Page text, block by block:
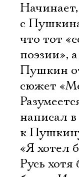
с
что тот
поэзии»,
Пушкин
сюжет
написал
к
«Я хотел
Русь хотя